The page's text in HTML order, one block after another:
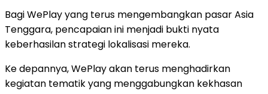
Bagi WePlay yang terus mengembangkan pasar Asia
Tenggara, pencapaian ini menjadi bukti nyata
keberhasilan strategi lokalisasi mereka.
Ke depannya, WePlay akan terus menghadirkan
kegiatan tematik yang menggabungkan kekhasan